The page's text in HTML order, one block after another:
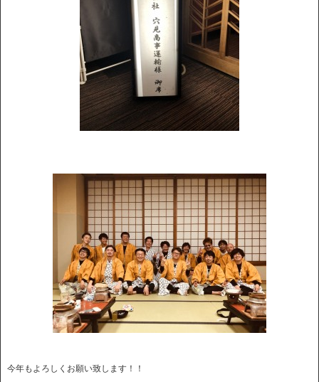
今年もよろしくお願い致します！！